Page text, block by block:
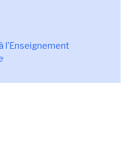
l'Enseignement